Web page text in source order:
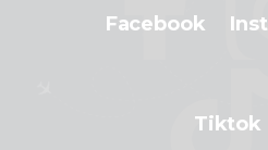
Facebook
Tiktok